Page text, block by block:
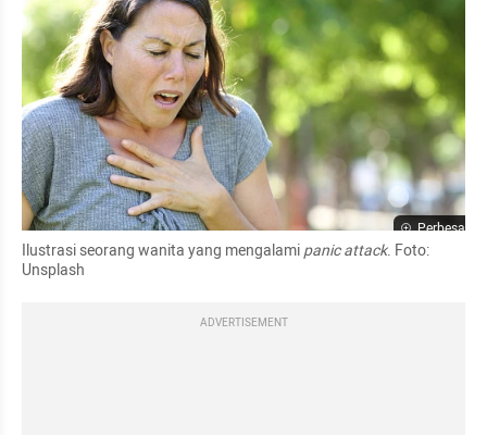
Perbesar
Ilustrasi seorang wanita yang mengalami panic attack. Foto:
Unsplash
ADVERTISEMENT